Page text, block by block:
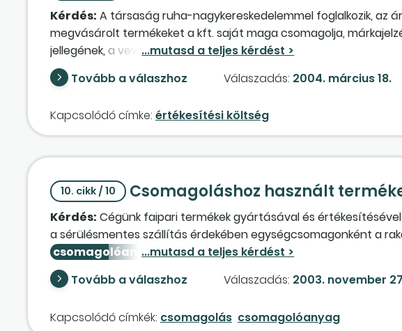
Kérdés: A társaság ruha-nagykereskedelemmel foglalkozik, az
megvásárolt termékeket a kft. saját maga csomagolja,
jellegének, a vevő igényeinek megfelelően, valamint méret- és
csomagolóanyag
vezet, év végén leltározással állapítja meg a készlet értékét. A
Tovább a válaszhoz Válaszadás: 2004. március 18.
Kapcsolódó címke: értékesítési költség
10. cikk / 10 Csomagoláshoz használt
Kérdés: Cégünk faipari termékek gyártásával és
a sérülésmentes szállítás érdekében egységcsomagonként a
csomagolóanyagként beépül az értékesítendő termék
azonban a fentiek szerint csomagolt termékekre vonatkoznak.
felhasznált natúr lapok után nem kell az áfát felszámítani?
Tovább a válaszhoz Válaszadás: 2003. november
Kapcsolódó címkék: csomagolás csomagolóanyag